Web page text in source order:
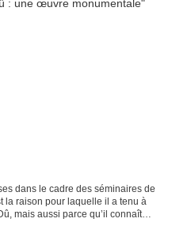
dans le cadre des séminaires de
la raison pour laquelle il a tenu à
mais aussi parce qu’il connaît